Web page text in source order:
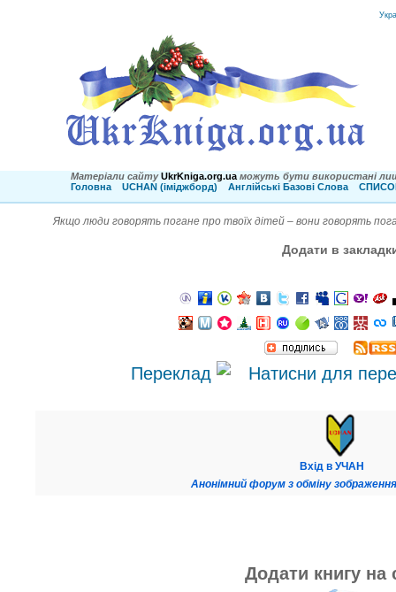
Матеріали сайту UkrKniga.org.ua можуть бути використані
Головна
UCHAN (іміджборд) Англійські Базові Слова
Якщо люди говорять погане про твоїх дітей – вони говорять
Додати в
Переклад
Вхід в УЧАН
Анонімний форум з обміну
Додати книгу на